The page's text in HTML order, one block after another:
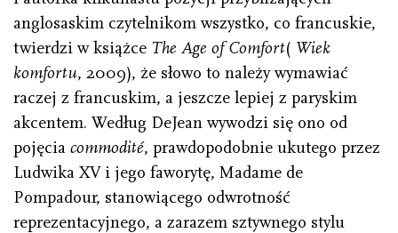
anglosaskim czytelnikom wszystko, co francuskie,
twierdzi w książce The Age of Comfort( Wiek
komfortu, 2009), że słowo to należy wymawiać
raczej z francuskim, a jeszcze lepiej z paryskim
akcentem. Według DeJean wywodzi się ono od
pojęcia commodité, prawdopodobnie ukutego przez
Ludwika XV i jego faworytę, Madame de
Pompadour, stanowiącego odwrotność
reprezentacyjnego, a zarazem sztywnego stylu